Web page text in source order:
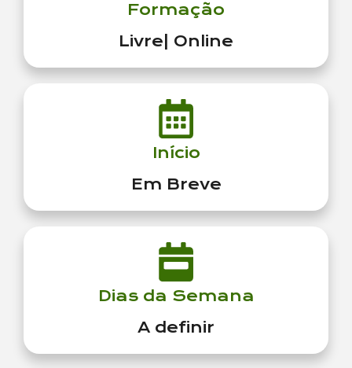
Formação
Livre| Online
Início
Em Breve
Dias da Semana
A definir